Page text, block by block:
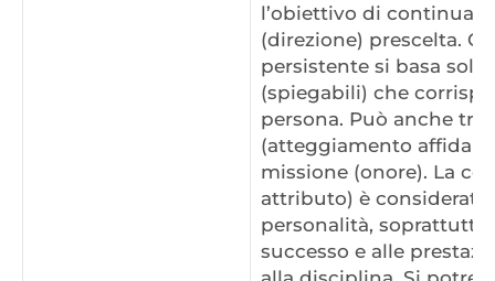
l’obiettivo di
(direzione) prescelta.
persistente si basa
(spiegabili) che
persona. Può anche
(atteggiamento
missione (onore). La
attributo) è
personalità,
successo e alle